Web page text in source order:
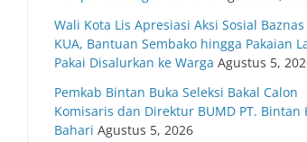
Wali Kota Lis Apresiasi Aksi Sosial
KUA, Bantuan Sembako hingga Pakaian
Pakai Disalurkan ke Warga Agustus 5,
Pemkab Bintan Buka Seleksi Bakal Calon
Komisaris dan Direktur BUMD PT. Bintan
Bahari Agustus 5, 2026